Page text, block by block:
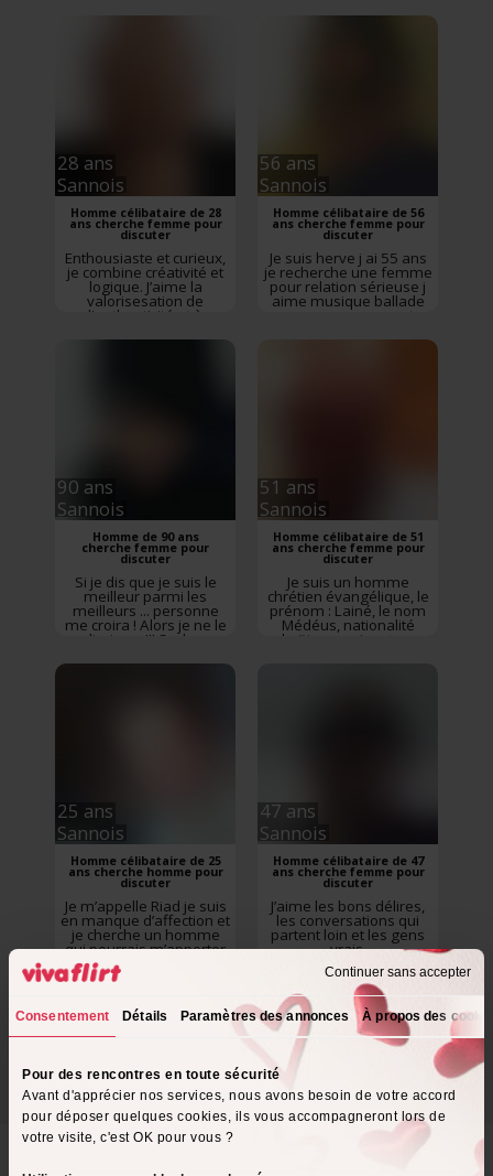
Continuer sans accepter
Consentement Détails Paramètres des annonces À propos des
Pour des rencontres en toute sécurité
Avant d'apprécier nos services, nous avons besoin de votre accord
pour déposer quelques cookies, ils vous accompagneront lors de
votre visite, c'est OK pour vous ?
28 ans
Sannois
Homme célibataire de 28
ans cherche femme pour
discuter
Enthousiaste et curieux,
je combine créativité et
logique. J’aime la
valorisesation de
l'authenticité et à
j’apprécie les échanges
56 ans
Sannois
Homme célibataire de 56
ans cherche femme pour
discuter
Je suis herve j ai 55 ans
je recherche une femme
pour relation sérieuse j
aime musique ballade
en amoureux sport
90 ans
Sannois
Homme de 90 ans
cherche femme pour
discuter
Si je dis que je suis le
meilleur parmi les
meilleurs ... personne
me croira ! Alors je ne le
dirai pas !!! Sachez
dans l'espoir d'accueillir
51 ans
Sannois
Homme célibataire de 51
ans cherche femme pour
discuter
Je suis un homme
chrétien évangélique, le
prénom : Lainé, le nom
Médéus, nationalité
haïtienne, vivant en
25 ans
Sannois
Homme célibataire de 25
ans cherche homme pour
discuter
Je m’appelle Riad je suis
en manque d’affection et
je cherche un homme
qui pourrais m’apporter
l’affection que j’ai besoin
j’ai de l’argent un travail
47 ans
Sannois
Homme célibataire de 47
ans cherche femme pour
discuter
J’aime les bons délires,
les conversations qui
partent loin et les gens
vrais.
Inscrivez-vous maintenant